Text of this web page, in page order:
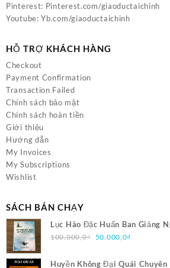
Pinterest: Pinterest.com/giaoductaichinh
Youtube:Yb.com/giaoductaichinh
HỖ TRỢ KHÁCH HÀNG
Checkout
Payment Confirmation
Transaction Failed
Chính sách bảo mật
Chính sách hoàn tiền
Giới thiệu
Hướng dẫn
My Invoices
My Subscriptions
Wishlist
SÁCH BÁN CHẠY
Lục Hào Đặc Huấn Ban Giảng
100.000,0₫ Giá
là:
50.000,0₫
tại
Huyền Không Đại Quái Chuyên